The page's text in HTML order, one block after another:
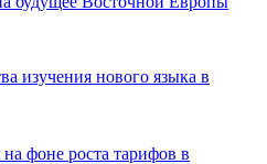
изучения нового языка в
фоне роста тарифов в